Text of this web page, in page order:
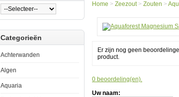
Categorieën
Achterwanden
Algen
Aquaria
Zeezout
Aquaforest
Magnesium
Home > Zeezout> Zouten >
Er zijn nog geen
product.
0 beoordeling(en).
Uw naam: